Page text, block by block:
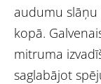
audumu slāņu
kopā.
mitruma
saglabājot